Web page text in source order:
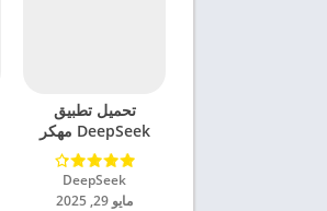
تحميل تطبيق
DeepSeek مهكر
للاندرويد 2025
DeepSeek‏
مايو 29, 2025